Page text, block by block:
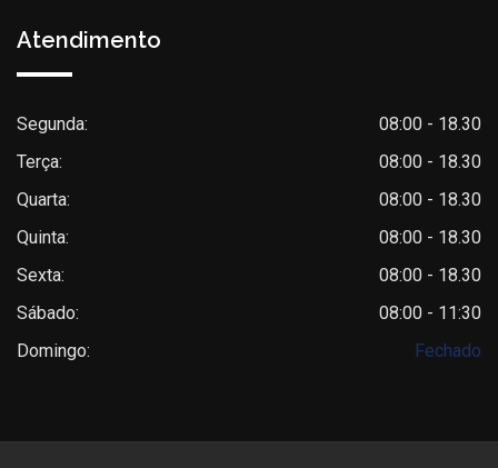
Atendimento
Segunda:
08:00 - 18.30
Terça:
08:00 - 18.30
Quarta:
08:00 - 18.30
Quinta:
08:00 - 18.30
Sexta:
08:00 - 18.30
Sábado:
08:00 - 11:30
Domingo:
Fechado